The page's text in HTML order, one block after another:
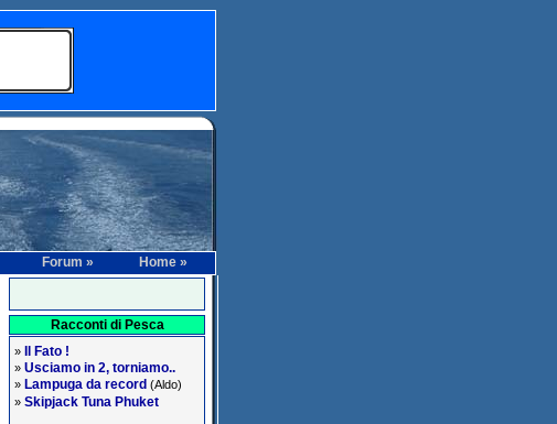
Forum »
Home »
Racconti di Pesca
» Il Fato !
» Usciamo in 2, torniamo..
» Lampuga da record (Aldo)
» Skipjack Tuna Phuket